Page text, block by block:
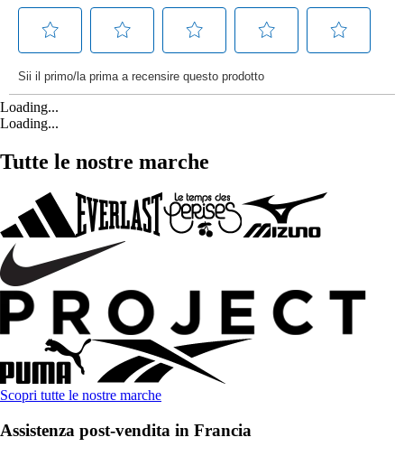
Loading...
Loading...
Tutte le nostre marche
Scopri tutte le nostre marche
Assistenza post-vendita in Francia